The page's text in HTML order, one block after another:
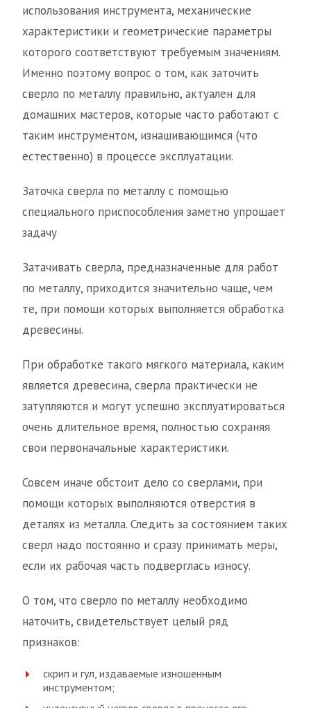
использования инструмента, механические
характеристики и геометрические параметры
которого соответствуют требуемым значениям.
Именно поэтому вопрос о том, как заточить
сверло по металлу правильно, актуален для
домашних мастеров, которые часто работают с
таким инструментом, изнашивающимся (что
естественно) в процессе эксплуатации.
Заточка сверла по металлу с помощью
специального приспособления заметно упрощает
задачу
Затачивать сверла, предназначенные для работ
по металлу, приходится значительно чаще, чем
те, при помощи которых выполняется обработка
древесины.
При обработке такого мягкого материала, каким
является древесина, сверла практически не
затупляются и могут успешно эксплуатироваться
очень длительное время, полностью сохраняя
свои первоначальные характеристики.
Совсем иначе обстоит дело со сверлами, при
помощи которых выполняются отверстия в
деталях из металла. Следить за состоянием таких
сверл надо постоянно и сразу принимать меры,
если их рабочая часть подверглась износу.
О том, что сверло по металлу необходимо
наточить, свидетельствует целый ряд
признаков:
скрип и гул, издаваемые изношенным
инструментом;